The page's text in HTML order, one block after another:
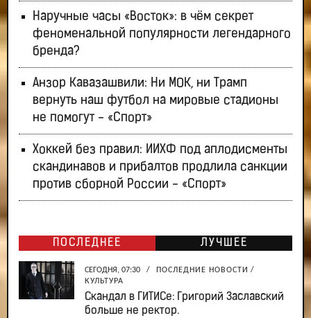
Наручные часы «Восток»: в чём секрет
феноменальной популярности легендарного
бренда?
Анзор Кавазашвили: Ни МОК, ни Трамп
вернуть наш футбол на мировые стадионы
не помогут - «Спорт»
Хоккей без правил: ИИХФ под аплодисменты
скандинавов и прибалтов продлила санкции
против сборной России - «Спорт»
ПОСЛЕДНЕЕ ЛУЧШЕЕ
СЕГОДНЯ, 07:30 / ПОСЛЕДНИЕ НОВОСТИ /
КУЛЬТУРА
Скандал в ГИТИСе: Григорий Заславский
больше не ректор.